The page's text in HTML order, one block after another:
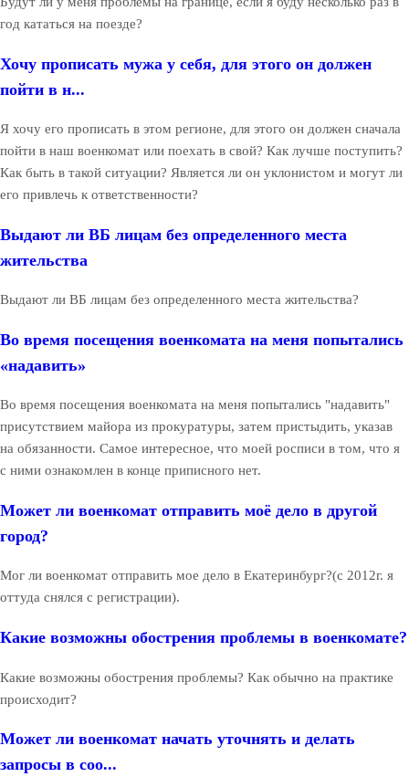
год кататься на поезде?
Хочу прописать мужа у себя, для этого он должен
пойти в н...
Я хочу его прописать в этом регионе, для этого он должен сначала
пойти в наш военкомат или поехать в свой? Как лучше поступить?
Как быть в такой ситуации? Является ли он уклонистом и могут ли
его привлечь к ответственности?
Выдают ли ВБ лицам без определенного места
жительства
Выдают ли ВБ лицам без определенного места жительства?
Во время посещения военкомата на меня попытались
«надавить»
Во время посещения военкомата на меня попытались "надавить"
присутствием майора из прокуратуры, затем пристыдить, указав
на обязанности. Самое интересное, что моей росписи в том, что я
с ними ознакомлен в конце приписного нет.
Может ли военкомат отправить моё дело в другой
город?
Мог ли военкомат отправить мое дело в Екатеринбург?(с 2012г. я
оттуда снялся с регистрации).
Какие возможны обострения проблемы в военкомате?
Какие возможны обострения проблемы? Как обычно на практике
происходит?
Может ли военкомат начать уточнять и делать
запросы в соо...